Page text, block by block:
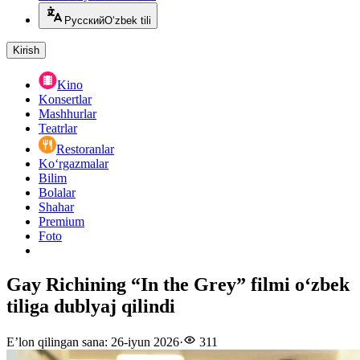
РусскийO‘zbek tili
Kirish
Kino
Konsertlar
Mashhurlar
Teatrlar
Restoranlar
Ko‘rgazmalar
Bilim
Bolalar
Shahar
Premium
Foto
Gay Richining “In the Grey” filmi oʻzbek
tiliga dublyaj qilindi
E’lon qilingan sana: 26-iyun 2026· 311